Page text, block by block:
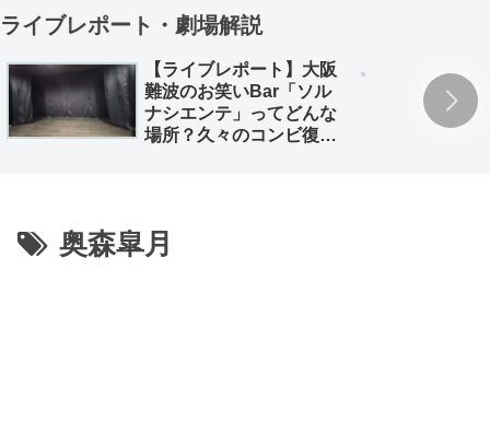
ライブレポート・劇場解説
【ライブレポート】大阪
難波のお笑いBar「ソル
ナシエンテ」ってどんな
場所？久々のコンビ復活
奥森皐月